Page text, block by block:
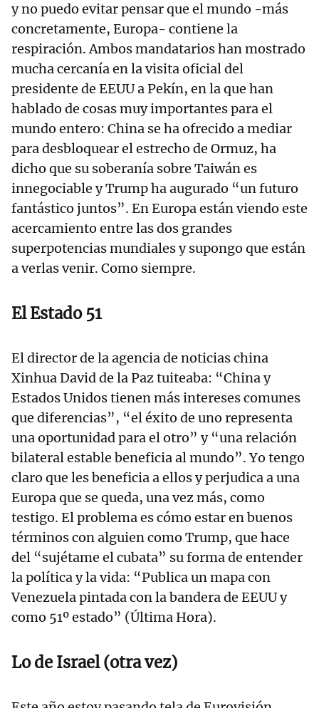
y no puedo evitar pensar que el mundo -más
concretamente, Europa- contiene la
respiración. Ambos mandatarios han mostrado
mucha cercanía en la visita oficial del
presidente de EEUU a Pekín, en la que han
hablado de cosas muy importantes para el
mundo entero: China se ha ofrecido a mediar
para desbloquear el estrecho de Ormuz, ha
dicho que su soberanía sobre Taiwán es
innegociable y Trump ha augurado “un futuro
fantástico juntos”. En Europa están viendo este
acercamiento entre las dos grandes
superpotencias mundiales y supongo que están
a verlas venir. Como siempre.
El Estado 51
El director de la agencia de noticias china
Xinhua David de la Paz tuiteaba: “China y
Estados Unidos tienen más intereses comunes
que diferencias”, “el éxito de uno representa
una oportunidad para el otro” y “una relación
bilateral estable beneficia al mundo”. Yo tengo
claro que les beneficia a ellos y perjudica a una
Europa que se queda, una vez más, como
testigo. El problema es cómo estar en buenos
términos con alguien como Trump, que hace
del “sujétame el cubata” su forma de entender
la política y la vida: “Publica un mapa con
Venezuela pintada con la bandera de EEUU y
como 51º estado” (Última Hora).
Lo de Israel (otra vez)